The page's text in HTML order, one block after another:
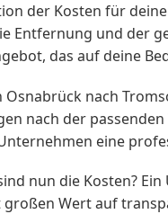
der Kosten für
Entfernung und der
das auf deine
Osnabrück nach
nach der
eine
nun die Kosten?
Wert auf